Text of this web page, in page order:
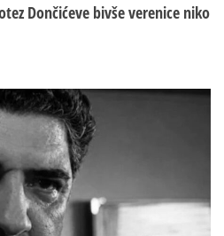
Dončićeve bivše verenice niko